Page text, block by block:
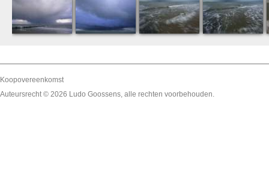
Koopovereenkomst
Auteursrecht © 2026 Ludo Goossens, alle rechten voorbehouden.